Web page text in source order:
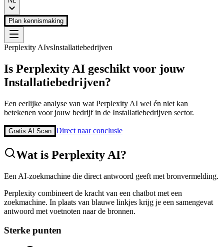
Plan kennismaking
Perplexity AIvsInstallatiebedrijven
Is Perplexity AI geschikt voor jouw
Installatiebedrijven?
Een eerlijke analyse van wat Perplexity AI wel én niet kan
betekenen voor jouw bedrijf in de Installatiebedrijven sector.
Gratis AI Scan Direct naar conclusie
Wat is Perplexity AI?
Een AI-zoekmachine die direct antwoord geeft met bronvermelding.
Perplexity combineert de kracht van een chatbot met een
zoekmachine. In plaats van blauwe linkjes krijg je een samengevat
antwoord met voetnoten naar de bronnen.
Sterke punten